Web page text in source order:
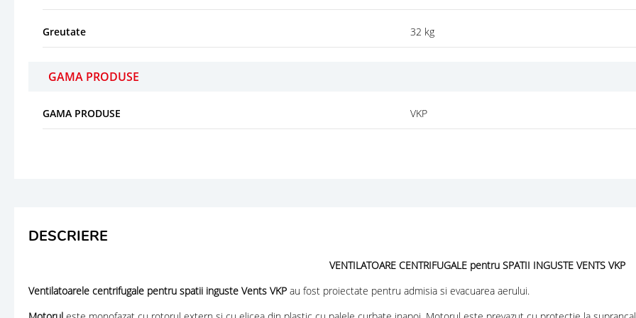
Greutate 32 kg
GAMA PRODUSE
GAMA PRODUSE VKP
DESCRIERE
VENTILATOARE CENTRIFUGALE pentru SPATII INGUSTE VENTS VKP
Ventilatoarele centrifugale pentru spatii inguste Vents VKP au fost proiectate pentru admisia si evacuarea aerului.